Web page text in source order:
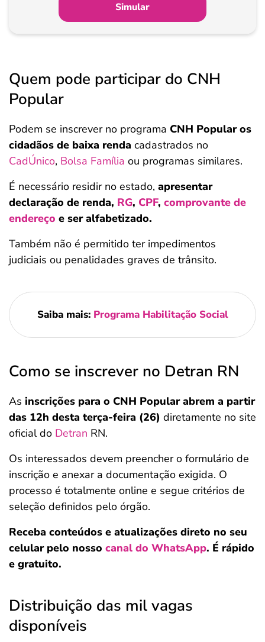
Simular
Quem pode participar do CNH
Popular
Podem se inscrever no programa CNH Popular os
cidadãos de baixa renda cadastrados no
CadÚnico, Bolsa Família ou programas similares.
É necessário residir no estado, apresentar
declaração de renda, RG, CPF, comprovante de
endereço e ser alfabetizado.
Também não é permitido ter impedimentos
judiciais ou penalidades graves de trânsito.
Saiba mais: Programa Habilitação Social
Como se inscrever no Detran RN
As inscrições para o CNH Popular abrem a partir
das 12h desta terça-feira (26) diretamente no site
oficial do Detran RN.
Os interessados devem preencher o formulário de
inscrição e anexar a documentação exigida. O
processo é totalmente online e segue critérios de
seleção definidos pelo órgão.
Receba conteúdos e atualizações direto no seu
celular pelo nosso canal do WhatsApp. É rápido
e gratuito.
Distribuição das mil vagas
disponíveis